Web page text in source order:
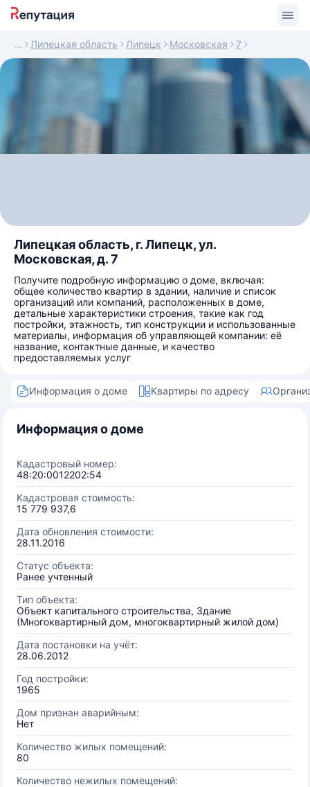
Липецкая область Липецк Московская 7
Липецкая область, г. Липецк, ул.
Московская, д. 7
Получите подробную информацию о доме, включая:
общее количество квартир в здании, наличие и список
организаций или компаний, расположенных в доме,
детальные характеристики строения, такие как год
постройки, этажность, тип конструкции и использованные
материалы, информация об управляющей компании: её
название, контактные данные, и качество
предоставляемых услуг
Информация о доме Квартиры по адресу
Информация о доме
Кадастровый номер:
48:20:0012202:54
Кадастровая стоимость:
15 779 937,6
Дата обновления стоимости:
28.11.2016
Статус объекта:
Ранее учтенный
Тип объекта:
Объект капитального строительства, Здание
(Многоквартирный дом, многоквартирный жилой дом)
Дата постановки на учёт:
28.06.2012
Год постройки:
1965
Дом признан аварийным:
Нет
Количество жилых помещений:
80
Количество нежилых помещений: